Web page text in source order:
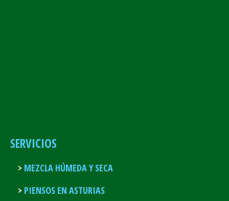
SERVICIOS
MEZCLA HÚMEDA Y SECA
PIENSOS EN ASTURIAS